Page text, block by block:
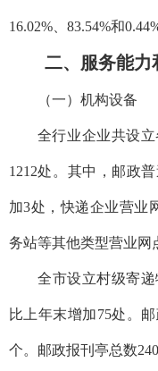
16.02%、83.54%和
二、服务能力
（一）机构设备
全行业企业共设
1212处。其中，邮政
加3处，快递企业营业
务站等其他类型营业网
全市设立村级寄递
比上年末增加75处。
个。邮政报刊亭总数